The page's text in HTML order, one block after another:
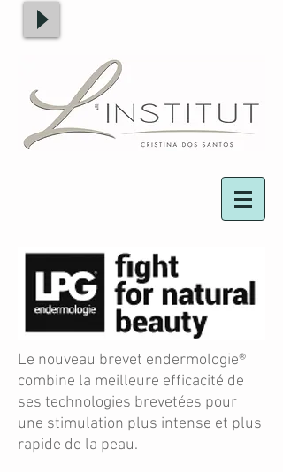
Le nouveau brevet endermologie®
combine la meilleure efficacité de
ses technologies brevetées pour
une stimulation plus intense et plus
rapide de la peau.